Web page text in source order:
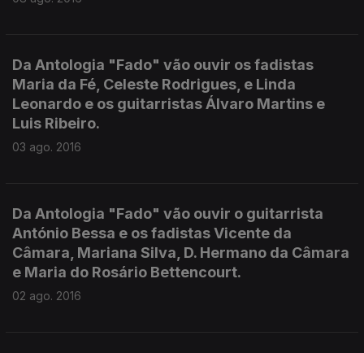
Da Antologia "Fado" vão ouvir os fadistas
Maria da Fé, Celeste Rodrigues, e Linda
Leonardo e os guitarristas Álvaro Martins e
Luis Ribeiro.
03 ago. 2016
Da Antologia "Fado" vão ouvir o guitarrista
António Bessa e os fadistas Vicente da
Câmara, Mariana Silva, D. Hermano da Câmara
e Maria do Rosário Bettencourt.
02 ago. 2016